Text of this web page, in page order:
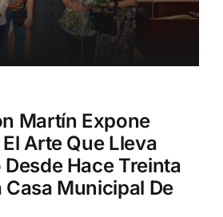
Martín Expone
Arte Que Lleva
Hace Treinta
Casa Municipal De